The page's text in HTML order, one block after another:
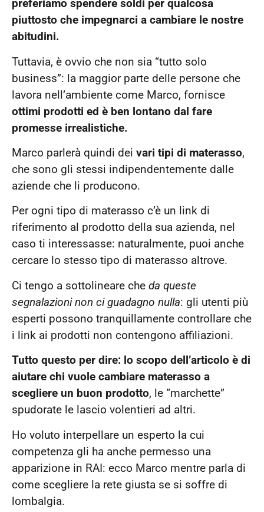
preferiamo spendere soldi per qualcosa
piuttosto che impegnarci a cambiare le nostre
abitudini.
Tuttavia, è ovvio che non sia “tutto solo
business”: la maggior parte delle persone che
lavora nell’ambiente come Marco, fornisce
ottimi prodotti ed è ben lontano dal fare
promesse irrealistiche.
Marco parlerà quindi dei vari tipi di materasso,
che sono gli stessi indipendentemente dalle
aziende che li producono.
Per ogni tipo di materasso c’è un link di
riferimento al prodotto della sua azienda, nel
caso ti interessasse: naturalmente, puoi anche
cercare lo stesso tipo di materasso altrove.
Ci tengo a sottolineare che da queste
segnalazioni non ci guadagno nulla: gli utenti più
esperti possono tranquillamente controllare che
i link ai prodotti non contengono affiliazioni.
Tutto questo per dire: lo scopo dell’articolo è di
aiutare chi vuole cambiare materasso a
scegliere un buon prodotto, le “marchette”
spudorate le lascio volentieri ad altri.
Ho voluto interpellare un esperto la cui
competenza gli ha anche permesso una
apparizione in RAI: ecco Marco mentre parla di
come scegliere la rete giusta se si soffre di
lombalgia.